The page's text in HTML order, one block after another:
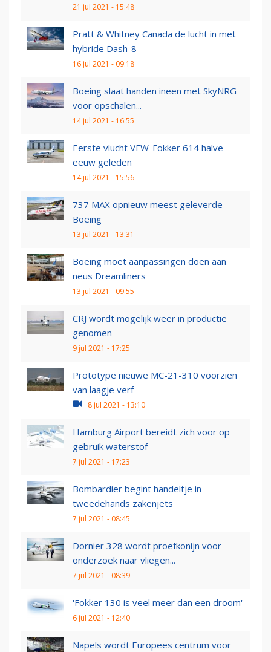
21 jul 2021 - 15:48
Pratt & Whitney Canada de lucht in met
hybride Dash-8
16 jul 2021 - 09:18
Boeing slaat handen ineen met SkyNRG
voor opschalen...
14 jul 2021 - 16:55
Eerste vlucht VFW-Fokker 614 halve
eeuw geleden
14 jul 2021 - 15:56
737 MAX opnieuw meest geleverde
Boeing
13 jul 2021 - 13:31
Boeing moet aanpassingen doen aan
neus Dreamliners
13 jul 2021 - 09:55
CRJ wordt mogelijk weer in productie
genomen
9 jul 2021 - 17:25
Prototype nieuwe MC-21-310 voorzien
van laagje verf
8 jul 2021 - 13:10
Hamburg Airport bereidt zich voor op
gebruik waterstof
7 jul 2021 - 17:23
Bombardier begint handeltje in
tweedehands zakenjets
7 jul 2021 - 08:45
Dornier 328 wordt proefkonijn voor
onderzoek naar vliegen...
7 jul 2021 - 08:39
'Fokker 130 is veel meer dan een droom'
6 jul 2021 - 12:40
Napels wordt Europees centrum voor